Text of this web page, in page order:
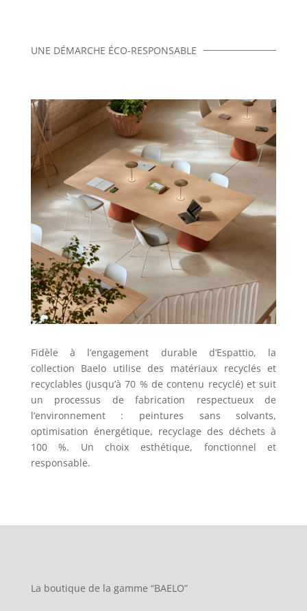
UNE DÉMARCHE ÉCO-RESPONSABLE
Fidèle à l’engagement durable d’Espattio, la
collection Baelo utilise des matériaux recyclés et
recyclables (jusqu’à 70 % de contenu recyclé) et suit
un processus de fabrication respectueux de
l’environnement : peintures sans solvants,
optimisation énergétique, recyclage des déchets à
100 %. Un choix esthétique, fonctionnel et
responsable.
La boutique de la gamme “BAELO”